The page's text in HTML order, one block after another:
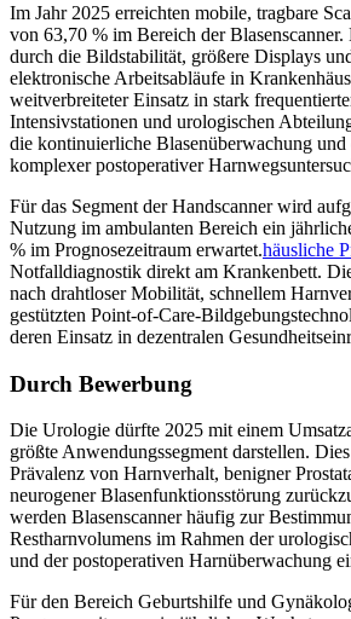
Im Jahr 2025 erreichten mobile, tragbare
von 63,70 % im Bereich der Blasenscanner.
durch die Bildstabilität, größere Displays
elektronische Arbeitsabläufe in
weitverbreiteter Einsatz in stark
Intensivstationen und urologischen
die kontinuierliche Blasenüberwachung
komplexer postoperativer
Für das Segment der Handscanner wird
Nutzung im ambulanten Bereich ein
% im Prognosezeitraum erwartet.häusliche
Notfalldiagnostik direkt am Krankenbett.
nach drahtloser Mobilität, schnellem
gestützten Point-of-Care-
deren Einsatz in dezentralen
Durch Bewerbung
Die Urologie dürfte 2025 mit einem
größte Anwendungssegment darstellen.
Prävalenz von Harnverhalt, benigner
neurogener Blasenfunktionsstörung
werden Blasenscanner häufig zur
Restharnvolumens im Rahmen der
und der postoperativen Harnüberwachung
Für den Bereich Geburtshilfe und